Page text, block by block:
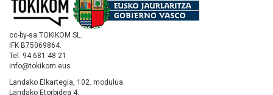
cc-by-sa TOKIKOM SL.
IFK B75069864.
Tel. 94 681 48 21
info@tokikom.eus
Landako Elkartegia, 102. modulua.
Landako Etorbidea 4.